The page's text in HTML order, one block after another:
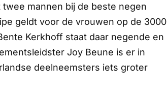
mannen bij de beste negen
geldt voor de vrouwen op de 3000
Kerkhoff staat daar negende en
Joy Beune is er in
deelneemsters iets groter